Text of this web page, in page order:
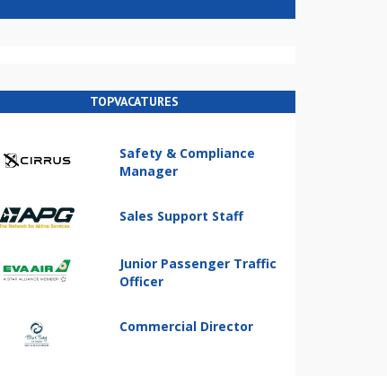
TOPVACATURES
Safety & Compliance
Manager
Sales Support Staff
Junior Passenger Traffic
Officer
Commercial Director